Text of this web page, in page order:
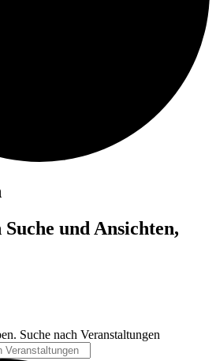
und Ansichten,
Suche nach Veranstaltungen